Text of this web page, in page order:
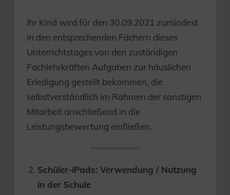
Ihr Kind wird für den 30.09.2021 zumindest
in den entsprechenden Fächern dieses
Unterrichtstages von den zuständigen
Fachlehrkräften Aufgaben zur häuslichen
Erledigung gestellt bekommen, die
selbstverständlich im Rahmen der sonstigen
Mitarbeit anschließend in die
Leistungsbewertung einfließen.
Schüler-iPads: Verwendung / Nutzung
in der Schule